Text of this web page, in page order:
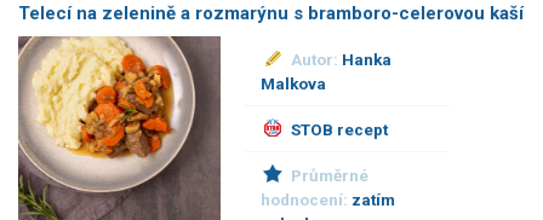
Telecí na zelenině a rozmarýnu s bramboro-celerovou kaší
Autor: Hanka
Malkova
STOB recept
Průměrné
hodnocení: zatím